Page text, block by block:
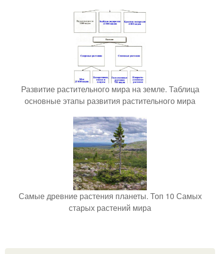
Развитие растительного мира на земле. Таблица
основные этапы развития растительного мира
Самые древние растения планеты. Топ 10 Самых
старых растений мира